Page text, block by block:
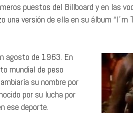
puestos del Billboard y en las
versión de ella en su álbum “I´m
agosto de 1963. En
mundial de peso
su nombre por
por su lucha por
ese deporte.